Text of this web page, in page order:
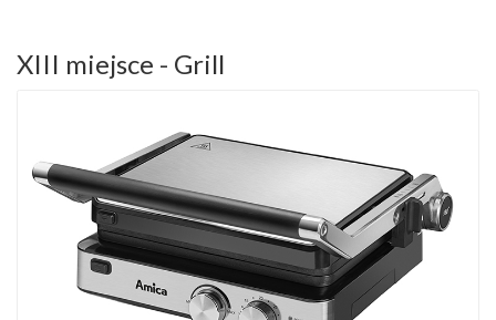
XIII miejsce - Grill